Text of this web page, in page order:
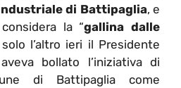
di Battipaglia, e
la “gallina dalle
l’altro ieri il Presidente
aveva bollato l’iniziativa di
di Battipaglia come